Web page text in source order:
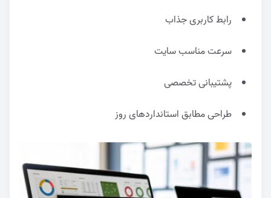
رابط کاربری جذاب
سرعت مناسب سایت
پشتیبانی تخصصی
طراحی مطابق استانداردهای روز